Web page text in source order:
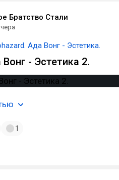
Братство Стали
Ада Вонг - Эстетика.
- Эстетика 2.
1